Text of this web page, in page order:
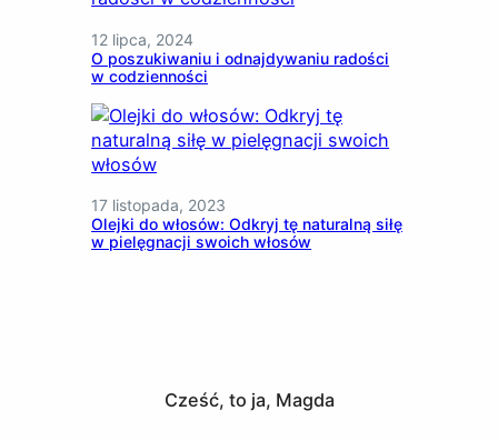
12 lipca, 2024
O poszukiwaniu i odnajdywaniu radości
w codzienności
17 listopada, 2023
Olejki do włosów: Odkryj tę naturalną siłę
w pielęgnacji swoich włosów
Cześć, to ja, Magda